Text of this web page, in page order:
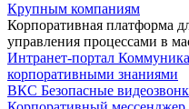
Крупным компаниям
Корпоративная платформа
управления процессами в
Интранет-портал
корпоративными знаниями
ВКС Безопасные